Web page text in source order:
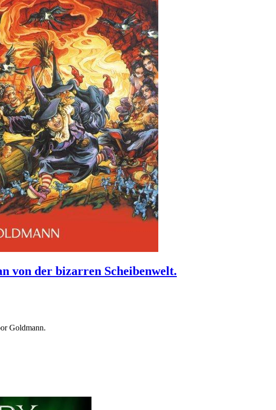
von der bizarren Scheibenwelt.
Goldmann.